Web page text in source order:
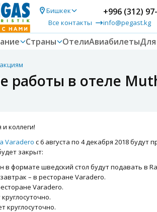
Бишкек
Все контакты
+996 (312)
info@pegast.kg
Страны ОтелиАвиабилетыДля
работы в отеле
коллеги!
Varadero с 6 августа по 4 декабря 2018
закрыт:
в формате шведский стол будут подавать в
– в ресторане Varadero.
Varadero.
круглосуточно.